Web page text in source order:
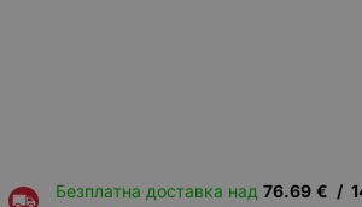
Безплатна доставка над 76.69 € /